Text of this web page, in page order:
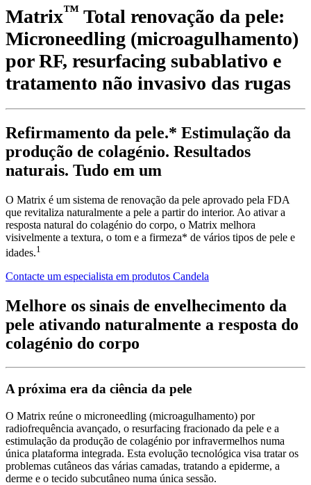
Matrix™ Total renovação da pele:
Microneedling (microagulhamento)
por RF, resurfacing subablativo e
tratamento não invasivo das rugas
Refirmamento da pele.* Estimulação da
produção de colagénio. Resultados
naturais. Tudo em um
O Matrix é um sistema de renovação da pele aprovado pela FDA
que revitaliza naturalmente a pele a partir do interior. Ao ativar a
resposta natural do colagénio do corpo, o Matrix melhora
visivelmente a textura, o tom e a firmeza* de vários tipos de pele e
idades.1
Contacte um especialista em produtos Candela
Melhore os sinais de envelhecimento da
pele ativando naturalmente a resposta do
colagénio do corpo
A próxima era da ciência da pele
O Matrix reúne o microneedling (microagulhamento) por
radiofrequência avançado, o resurfacing fracionado da pele e a
estimulação da produção de colagénio por infravermelhos numa
única plataforma integrada. Esta evolução tecnológica visa tratar os
problemas cutâneos das várias camadas, tratando a epiderme, a
derme e o tecido subcutâneo numa única sessão.